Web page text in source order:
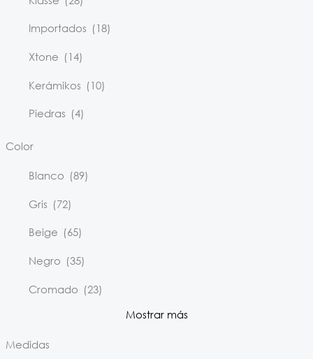
Importados (18)
Xtone (14)
Kerámikos (10)
Piedras (4)
Color
Blanco (89)
Gris (72)
Beige (65)
Negro (35)
Cromado (23)
Mostrar más
Medidas